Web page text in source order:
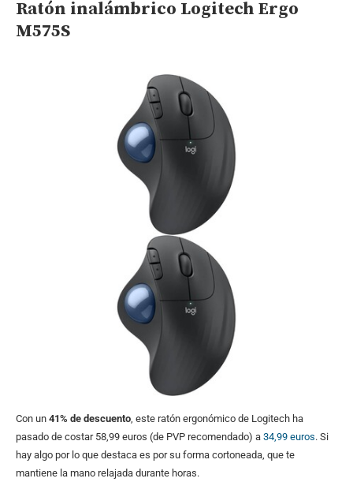
Ratón inalámbrico Logitech Ergo
M575S
Con un 41% de descuento , este ratón ergonómico de Logitech ha
pasado de costar 58,99 euros (de PVP recomendado) a 34,99 euros. Si
hay algo por lo que destaca es por su forma cortoneada, que te
mantiene la mano relajada durante horas.